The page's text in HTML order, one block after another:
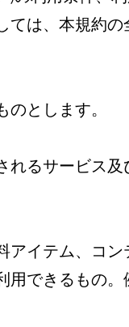
は、本規約の
とします。
るサービス
イテム、コ
できるもの。